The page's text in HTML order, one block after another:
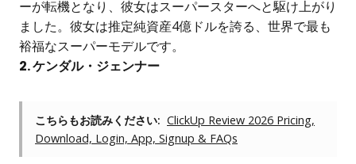
ーが転機となり、彼女はスーパースターへと駆け上がり
ました。彼女は推定純資産4億ドルを誇る、世界で最も
裕福なスーパーモデルです。
2. ケンダル・ジェンナー
こちらもお読みください: ClickUp Review 2026 Pricing,
Download, Login, App, Signup & FAQs